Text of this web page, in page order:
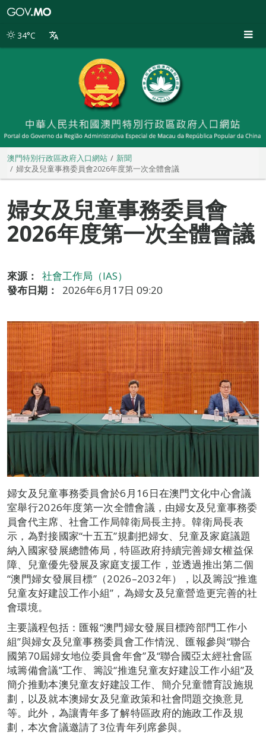
別
34°C
澳門特別行政區政府入口網站
新聞
婦女及兒童事務委員會2026年度第一次全體會議
婦女及兒童事務委員會
2026年度第一次全體會議
來源：
社會工作局（IAS）
發布日期：
2026年6月17日 09:20
婦女及兒童事務委員會於6月16日在澳門文化中心會議
室舉行2026年度第一次全體會議，由婦女及兒童事務委
員會代主席、社會工作局韓衛局長主持。韓衛局長表
示，為對接國家“十五五”規劃把婦女、兒童及家庭議題
納入國家發展總體佈局，特區政府持續完善婦女權益保
障、兒童優先發展及家庭支援工作，並透過推出第二個
“澳門婦女發展目標”（2026–2032年），以及籌設“推進
兒童友好建設工作小組”，為婦女及兒童營造更完善的社
會環境。
主要議程包括：匯報“澳門婦女發展目標跨部門工作小
組”與婦女及兒童事務委員會工作情況、匯報參與“聯合
國第70屆婦女地位委員會年會”及“聯合國亞太經社會區
域籌備會議”工作、籌設“推進兒童友好建設工作小組”及
簡介推動本澳兒童友好建設工作、簡介兒童體育設施規
劃，以及就本澳婦女及兒童政策和社會問題交換意見
等。此外，為讓青年多了解特區政府的施政工作及規
劃，本次會議邀請了3位青年列席參與。